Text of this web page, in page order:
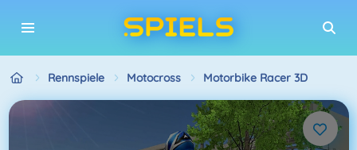
Rennspiele Motocross Motorbike Racer 3D